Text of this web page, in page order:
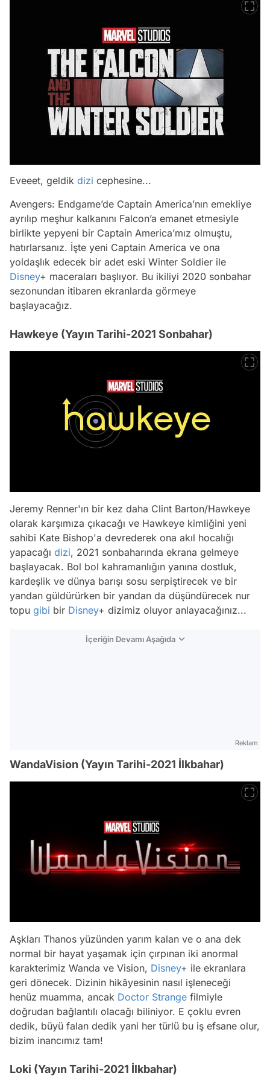
Eveeet, geldik dizi cephesine...
Avengers: Endgame’de Captain America’nın emekliye
ayrılıp meşhur kalkanını Falcon’a emanet etmesiyle
birlikte yepyeni bir Captain America’mız olmuştu,
hatırlarsanız. İşte yeni Captain America ve ona
yoldaşlık edecek bir adet eski Winter Soldier ile
Disney+ maceraları başlıyor. Bu ikiliyi 2020 sonbahar
sezonundan itibaren ekranlarda görmeye
başlayacağız.
Hawkeye (Yayın Tarihi-2021 Sonbahar)
Jeremy Renner'ın bir kez daha Clint Barton/Hawkeye
olarak karşımıza çıkacağı ve Hawkeye kimliğini yeni
sahibi Kate Bishop'a devrederek ona akıl hocalığı
yapacağı dizi, 2021 sonbaharında ekrana gelmeye
başlayacak. Bol bol kahramanlığın yanına dostluk,
kardeşlik ve dünya barışı sosu serpiştirecek ve bir
yandan güldürürken bir yandan da düşündürecek nur
topu gibi bir Disney+ dizimiz oluyor anlayacağınız...
İçeriğin Devamı Aşağıda
Reklam
WandaVision (Yayın Tarihi-2021 İlkbahar)
Aşkları Thanos yüzünden yarım kalan ve o ana dek
normal bir hayat yaşamak için çırpınan iki anormal
karakterimiz Wanda ve Vision, Disney+ ile ekranlara
geri dönecek. Dizinin hikâyesinin nasıl işleneceği
henüz muamma, ancak Doctor Strange filmiyle
doğrudan bağlantılı olacağı biliniyor. E çoklu evren
dedik, büyü falan dedik yani her türlü bu iş efsane olur,
bizim inancımız tam!
Loki (Yayın Tarihi-2021 İlkbahar)